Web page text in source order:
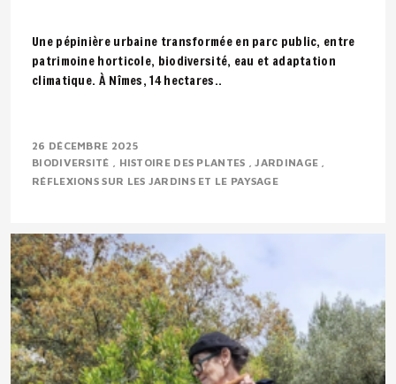
Une pépinière urbaine transformée en parc public, entre
patrimoine horticole, biodiversité, eau et adaptation
climatique. À Nîmes, 14 hectares..
26 DÉCEMBRE 2025
BIODIVERSITÉ
HISTOIRE DES PLANTES
JARDINAGE
RÉFLEXIONS SUR LES JARDINS ET LE PAYSAGE